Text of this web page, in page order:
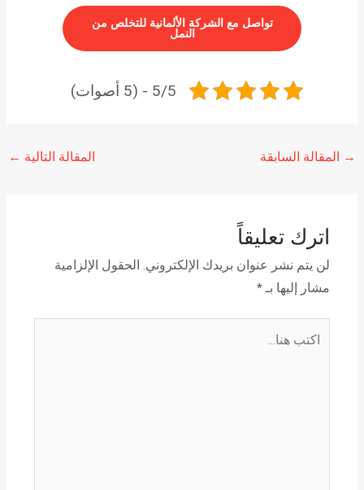
تواصل مع الشركة الألمانية للتخلص من
النمل
5/5 - (5 أصوات)
→ المقالة السابقة المقالة التالية ←
اترك تعليقاً
لن يتم نشر عنوان بريدك الإلكتروني. الحقول الإلزامية
مشار إليها بـ*